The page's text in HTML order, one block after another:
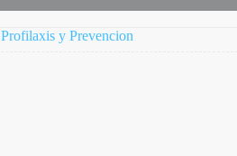
Profilaxis y Prevencion